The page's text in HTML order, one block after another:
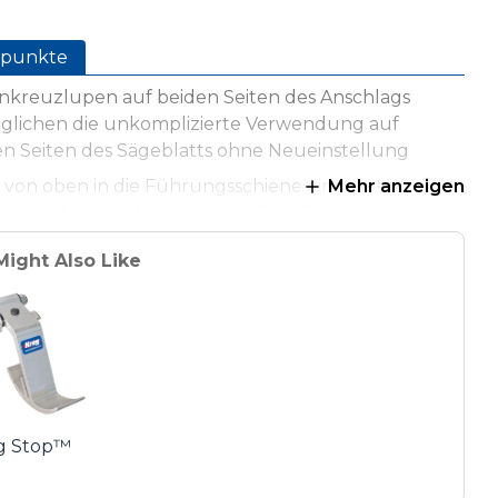
auf beiden Seiten des Anschlags
die unkomplizierte Verwendung auf
Seiten des Sägeblatts ohne Neueinstellung
von oben in die Führungsschiene eingesetzt
ohne bis ans Ende der
geschoben werden zu müssen
zum PRS1015 Parallelanschlag
Mehr anzeigen
Also Like
Stop™